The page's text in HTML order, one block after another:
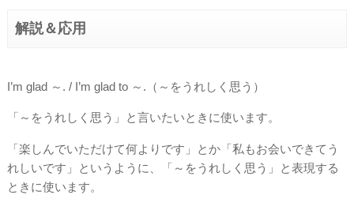
解説＆応用
I’m glad ～. / I’m glad to ～.（～をうれしく思う）
「～をうれしく思う」と言いたいときに使います。
「楽しんでいただけて何よりです」とか「私もお会いできてう
れしいです」というように、「～をうれしく思う」と表現する
ときに使います。